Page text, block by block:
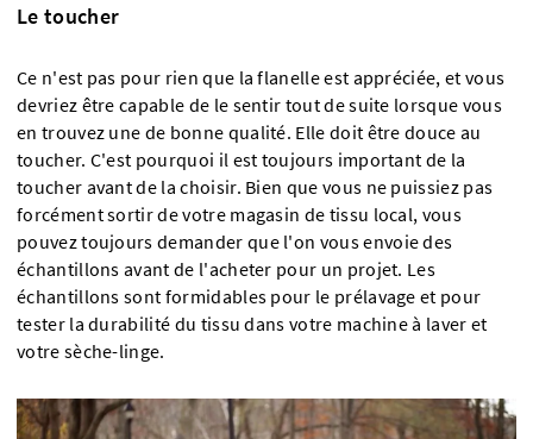
Le toucher
Ce n'est pas pour rien que la flanelle est appréciée, et vous
devriez être capable de le sentir tout de suite lorsque vous
en trouvez une de bonne qualité. Elle doit être douce au
toucher. C'est pourquoi il est toujours important de la
toucher avant de la choisir. Bien que vous ne puissiez pas
forcément sortir de votre magasin de tissu local, vous
pouvez toujours demander que l'on vous envoie des
échantillons avant de l'acheter pour un projet. Les
échantillons sont formidables pour le prélavage et pour
tester la durabilité du tissu dans votre machine à laver et
votre sèche-linge.